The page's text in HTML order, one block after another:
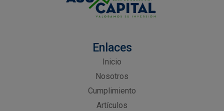
Enlaces
Inicio
Nosotros
Cumplimiento
Artículos